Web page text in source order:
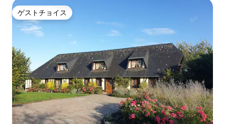
ゲストチョイス
ゲストチョイス